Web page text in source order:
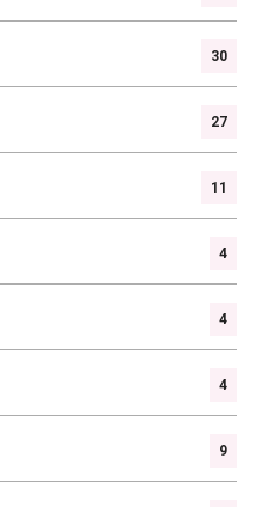
30
27
11
4
4
4
9